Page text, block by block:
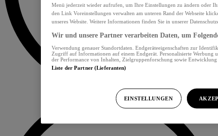
Menü jederzeit wieder aufrufen, um Ihre Einstellungen zu ändern oder
den Link Voreinstellungen verwalten am unteren Rand der Webseite
unseres Website. Weitere Informationen finden Sie in unserer
Wir und unsere Partner verarbeiten Daten, um
Verwendung genauer Standortdaten. Endgeräteeigenschaften zur
Zugriff auf Informationen auf einem Endgerät. Personalisierte Werbung
der Performance von Inhalten, Zielgruppenforschung sowie
Liste der Partner (Lieferanten)
EINSTELLUNGEN